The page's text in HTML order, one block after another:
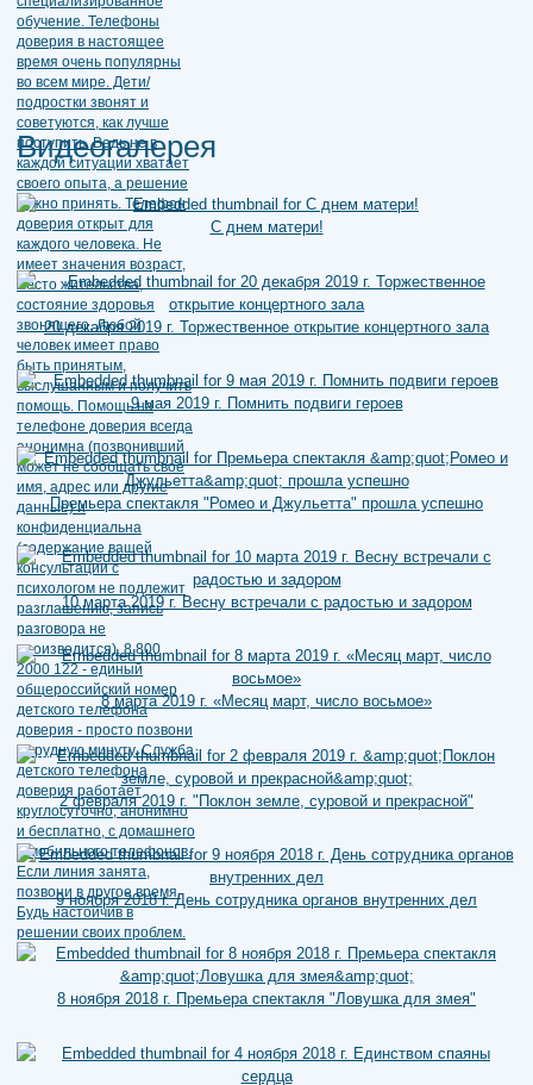
Видеогалерея
С днем матери!
20 декабря 2019 г. Торжественное открытие концертного зала
9 мая 2019 г. Помнить подвиги героев
Премьера спектакля "Ромео и Джульетта" прошла успешно
10 марта 2019 г. Весну встречали с радостью и задором
8 марта 2019 г. «Месяц март, число восьмое»
2 февраля 2019 г. "Поклон земле, суровой и прекрасной"
9 ноября 2018 г. День сотрудника органов внутренних дел
8 ноября 2018 г. Премьера спектакля "Ловушка для змея"